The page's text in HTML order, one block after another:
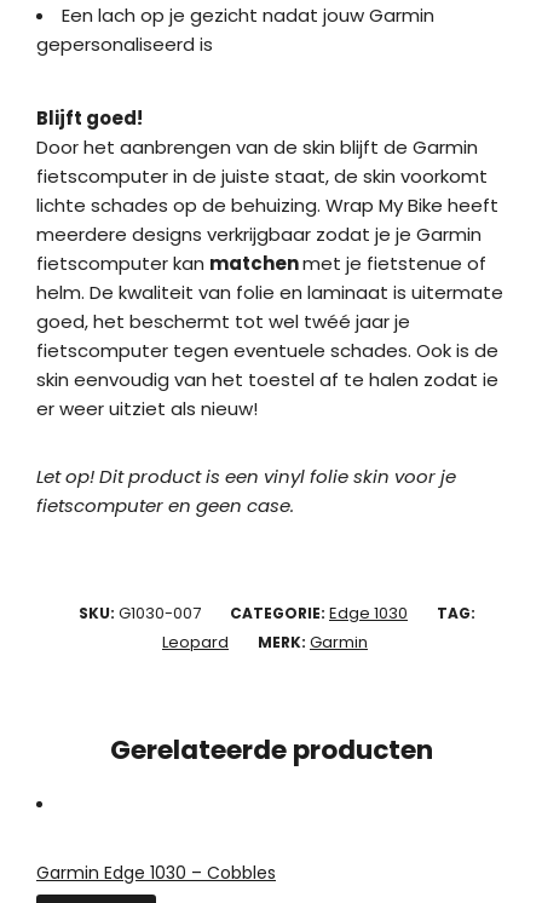
Een lach op je gezicht nadat jouw Garmin
gepersonaliseerd is
Blijft goed!
Door het aanbrengen van de skin blijft de Garmin
fietscomputer in de juiste staat, de skin voorkomt
lichte schades op de behuizing. Wrap My Bike heeft
meerdere designs verkrijgbaar zodat je je Garmin
fietscomputer kan matchenmet je fietstenue of
helm. De kwaliteit van folie en laminaat is uitermate
goed, het beschermt tot wel twéé jaar je
fietscomputer tegen eventuele schades. Ook is de
skin eenvoudig van het toestel af te halen zodat ie
er weer uitziet als nieuw!
Let op! Dit product is een vinyl folie skin voor je
fietscomputer en geen case.
SKU: G1030-007 CATEGORIE: Edge 1030 TAG:
Leopard MERK: Garmin
Gerelateerde producten
Garmin Edge 1030 – Cobbles